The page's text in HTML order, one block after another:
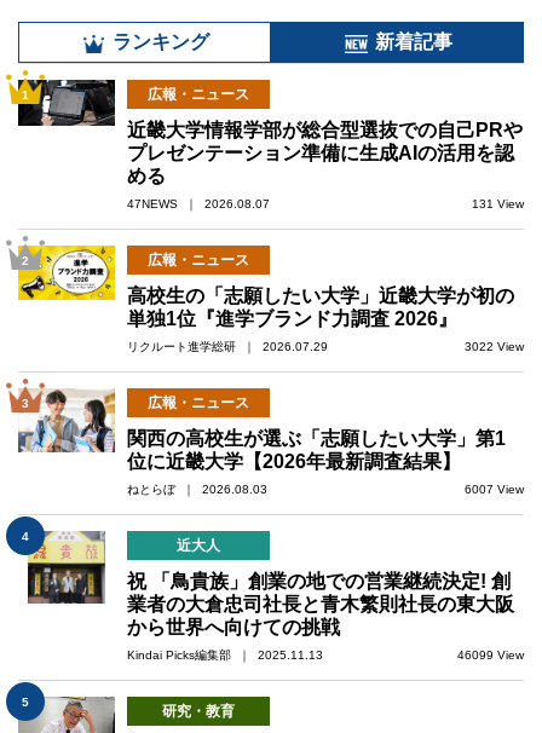
ランキング 新着記事
1 広報・ニュース
近畿大学情報学部が総合型選抜での自己PRや
プレゼンテーション準備に生成AIの活用を認
める
47NEWS ｜ 2026.08.07 131 View
2 広報・ニュース
高校生の「志願したい大学」近畿大学が初の
単独1位『進学ブランド力調査 2026』
リクルート進学総研 ｜ 2026.07.29 3022 View
3 広報・ニュース
関西の高校生が選ぶ「志願したい大学」第1
位に近畿大学【2026年最新調査結果】
ねとらぼ ｜ 2026.08.03 6007 View
4
近大人
祝 「鳥貴族」創業の地での営業継続決定! 創
業者の大倉忠司社長と青木繁則社長の東大阪
から世界へ向けての挑戦
Kindai Picks編集部 ｜ 2025.11.13 46099 View
5
研究・教育